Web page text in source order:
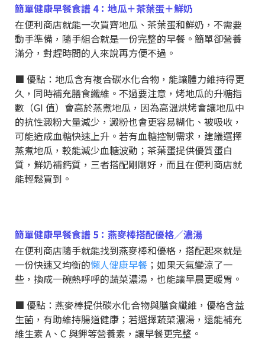
簡單健康早餐食譜 4：地瓜＋茶葉蛋＋鮮奶
在便利商店就能一次買齊地瓜、茶葉蛋和鮮奶，不需要
動手準備，隨手組合就是一份完整的早餐。簡單卻營養
滿分，對趕時間的人來說再方便不過。
■ 優點：地瓜含有複合碳水化合物，能讓體力維持得更
久，同時補充膳食纖維。不過要注意，烤地瓜的升糖指
數（GI 值）會高於蒸煮地瓜，因為高溫烘烤會讓地瓜中
的抗性澱粉大量減少，澱粉也會更容易糊化、被吸收，
可能造成血糖快速上升。若有血糖控制需求，建議選擇
蒸煮地瓜，較能減少血糖波動；茶葉蛋提供優質蛋白
質，鮮奶補鈣質，三者搭配剛剛好，而且在便利商店就
能輕鬆買到。
簡單健康早餐食譜 5：燕麥棒搭配優格／濃湯
在便利商店隨手就能找到燕麥棒和優格，搭配起來就是
一份快速又均衡的懶人健康早餐 ；如果天氣變涼了一
些，換成一碗熱呼呼的蔬菜濃湯，也能讓早晨更暖胃。
■ 優點：燕麥棒提供碳水化合物與膳食纖維，優格含益
生菌，有助維持腸道健康；若選擇蔬菜濃湯，還能補充
維生素 A、C 與鉀等營養素，讓早餐更完整。